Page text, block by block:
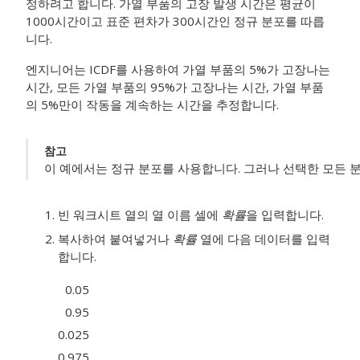
정하려고 합니다. 가열 부품의 고장 발생 시간은 평균이
1000시간이고 표준 편차가 300시간인 정규 분포를 따릅
니다.
엔지니어는 ICDF를 사용하여 가열 부품의 5%가 고장나는
시간, 모든 가열 부품의 95%가 고장나는 시간, 가열 부품
의 5%만이 작동을 계속하는 시간을 추정합니다.
참고
이 예에서는 정규 분포를 사용합니다. 그러나 선택한 모든
빈 워크시트 열의 열 이름 셀에 확률을 입력합니다.
복사하여 붙여넣거나 확률 열에 다음 데이터를 입력
합니다.
0.05
0.95
0.025
0.975